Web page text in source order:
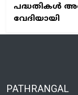
പദ്ധതികൾ
വേദിയായി
PATHRANGAL